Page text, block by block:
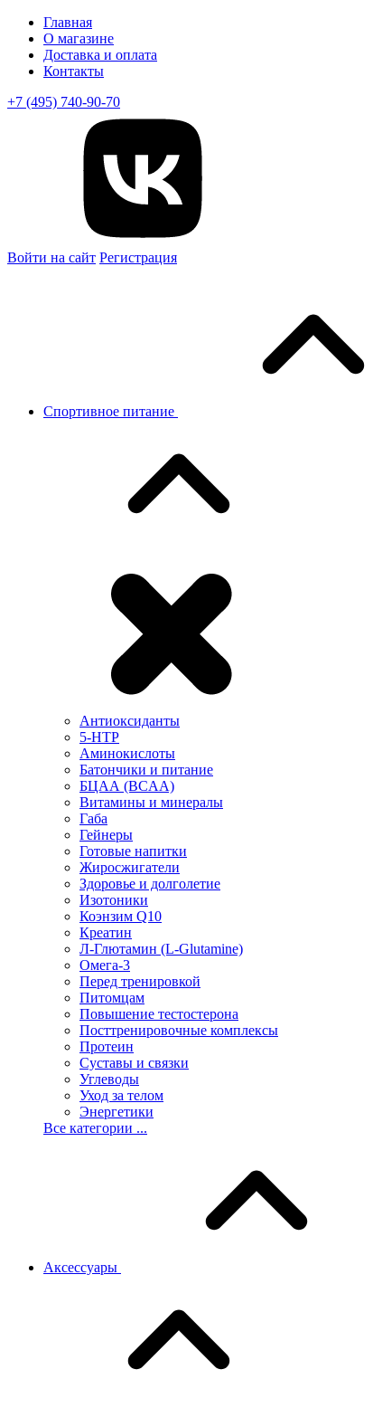
Главная
О магазине
Доставка и оплата
Контакты
+7 (495) 740-90-70
Войти на сайт Регистрация
Спортивное питание
Антиоксиданты
5-HTP
Аминокислоты
Батончики и питание
БЦАА (BCAA)
Витамины и минералы
Габа
Гейнеры
Готовые напитки
Жиросжигатели
Здоровье и долголетие
Изотоники
Коэнзим Q10
Креатин
Л-Глютамин (L-Glutamine)
Омега-3
Перед тренировкой
Питомцам
Повышение тестостерона
Посттренировочные комплексы
Протеин
Суставы и связки
Углеводы
Уход за телом
Энергетики
Все категории ...
Аксессуары